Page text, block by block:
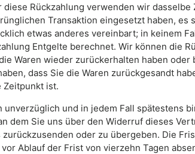
diese Rückzahlung verwenden wir dasselbe
Transaktion eingesetzt haben, es
etwas anderes vereinbart; in keinem
Entgelte berechnet. Wir können die
Waren wieder zurückerhalten haben oder
dass Sie die Waren zurückgesandt
ist.
unverzüglich und in jedem Fall spätestens
dem Sie uns über den Widerruf dieses
oder zu übergeben. Die
Ablauf der Frist von vierzehn Tagen